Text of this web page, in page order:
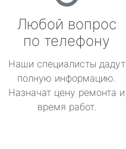
Любой вопрос
по телефону
Наши специалисты дадут
полную информацию.
Назначат цену ремонта и
время работ.